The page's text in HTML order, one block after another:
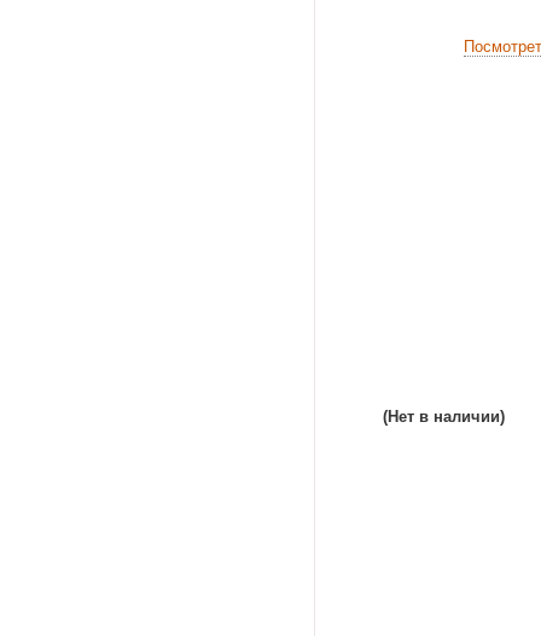
(Нет в наличии)